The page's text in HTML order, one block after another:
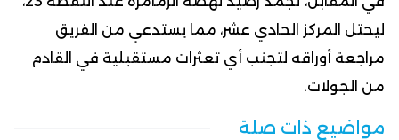
ليحتل المركز الحادي عشر، مما يستدعي من الفريق
مراجعة أوراقه لتجنب أي تعثرات مستقبلية في القادم
من الجولات.
مواضيع ذات صلة